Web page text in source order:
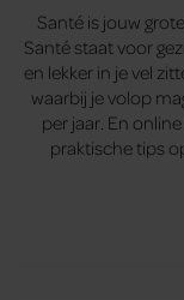
Santé is jouw
Santé staat voor
en lekker in je vel
waarbij je volop
per jaar. En
praktische tips